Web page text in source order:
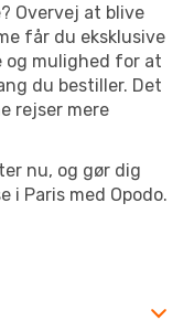
Overvej at blive
får du eksklusive
og mulighed for at
du bestiller. Det
rejser mere
nu, og gør dig
i Paris med Opodo.